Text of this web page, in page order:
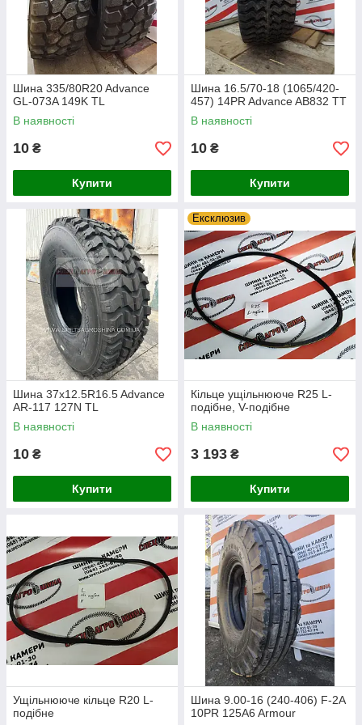
Шина 335/80R20 Advance
GL-073A 149K TL
В наявності
10 ₴
Купити
Шина 16.5/70-18 (1065/420-
457) 14PR Advance AB832 TT
В наявності
10 ₴
Купити
Шина 37x12.5R16.5 Advance
AR-117 127N TL
В наявності
10 ₴
Купити
Ексклюзив
Кільце ущільнююче R25 L-
подібне, V-подібне
В наявності
3 193 ₴
Купити
Ущільнююче кільце R20 L-
подібне
Шина 9.00-16 (240-406) F-2A
10PR 125A6 Armour